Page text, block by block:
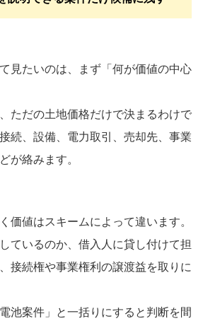
見たいのは、まず「何が価値の中心
ただの土地価格だけで決まるわけで
続、設備、電力取引、売却先、事業
が絡みます。
価値はスキームによって違います。
ているのか、借入人に貸し付けて担
接続権や事業権利の譲渡益を取りに
池案件」と一括りにすると判断を間